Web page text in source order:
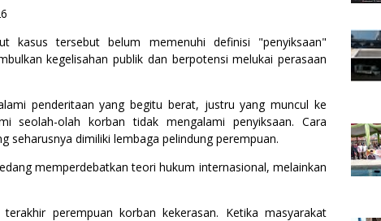
kasus tersebut belum memenuhi definisi "penyiksaan"
kegelisahan publik dan berpotensi melukai perasaan
penderitaan yang begitu berat, justru yang muncul ke
seolah-olah korban tidak mengalami penyiksaan. Cara
seharusnya dimiliki lembaga pelindung perempuan.
memperdebatkan teori hukum internasional, melainkan
perempuan korban kekerasan. Ketika masyarakat